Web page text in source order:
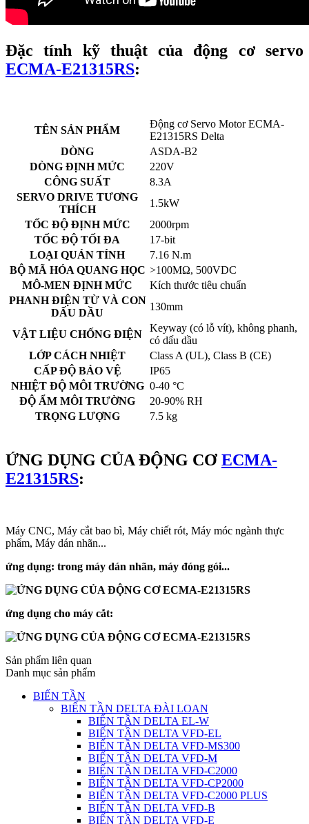
Đặc tính kỹ thuật của động cơ servo
ECMA-E21315RS:
TÊN SẢN PHẨM
Động cơ Servo Motor ECMA-
E21315RS Delta
DÒNG
ASDA-B2
DÒNG ĐỊNH MỨC
220V
CÔNG SUẤT
8.3A
SERVO DRIVE TƯƠNG
THÍCH
1.5kW
TỐC ĐỘ ĐỊNH MỨC
2000rpm
TỐC ĐỘ TỐI ĐA
17-bit
LOẠI QUÁN TÍNH
7.16 N.m
BỘ MÃ HÓA QUANG HỌC >100MΩ, 500VDC
MÔ-MEN ĐỊNH MỨC
Kích thước tiêu chuẩn
PHANH ĐIỆN TỪ VÀ CON
DẤU DẦU
130mm
VẬT LIỆU CHỐNG ĐIỆN
Keyway (có lỗ vít), không phanh,
có dấu dầu
LỚP CÁCH NHIỆT
Class A (UL), Class B (CE)
CẤP ĐỘ BẢO VỆ
IP65
NHIỆT ĐỘ MÔI TRƯỜNG 0-40 °C
ĐỘ ẨM MÔI TRƯỜNG
20-90% RH
TRỌNG LƯỢNG
7.5 kg
ỨNG DỤNG CỦA ĐỘNG CƠ ECMA-
E21315RS:
Máy CNC, Máy cắt bao bì, Máy chiết rót, Máy móc ngành thực
phẩm, Máy dán nhãn...
ứng dụng: trong máy dán nhãn, máy đóng gói...
ứng dụng cho máy cắt:
Sản phẩm liên quan
Danh mục sản phẩm
BIẾN TẦN
BIẾN TẦN DELTA ĐÀI LOAN
BIẾN TẦN DELTA EL-W
BIẾN TẦN DELTA VFD-EL
BIẾN TẦN DELTA VFD-MS300
BIẾN TẦN DELTA VFD-M
BIẾN TẦN DELTA VFD-C2000
BIẾN TẦN DELTA VFD-CP2000
BIẾN TẦN DELTA VFD-C2000 PLUS
BIẾN TẦN DELTA VFD-B
BIẾN TẦN DELTA VFD-E